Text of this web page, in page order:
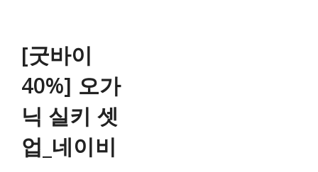
[굿바이
40%] 오가
닉 실키 셋
업_네이비